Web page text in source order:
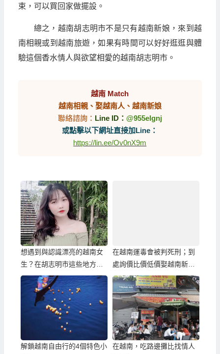
束，可以買回家做擺設。
總之，越南胡志明市不是只有越南新娘，來到越
南相親或到越南旅遊，如果有時間可以好好逛逛與體
驗這個香水情人與欲望相愛的越南胡志明市。
越南 Match
越南相親、娶越南人、越南新娘
聯絡諮詢： Line ID： @955elgnj
或點擊以下網址直接加Line：
https://lin.ee/Ov0nX9m
想遇到與認識漂亮的越南女
生？在胡志明市這些地方比
較容易…
在越南運毒會被判死刑；到
處詢價比價低價娶越南新
娘，您也會人生黑暗了！
解鎖越南自由行的4個特色小
在越南，吃路邊攤比找情人